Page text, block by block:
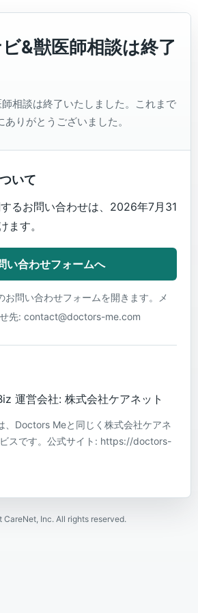
&獣医師相談は終了
相談は終了いたしました。これまで
りがとうございました。
いて
るお問い合わせは、2026年7月31
ます。
い合わせフォームへ
問い合わせフォームを開きます。メ
先: contact@doctors-me.com
運営会社: 株式会社ケアネット
Doctors Meと同じく株式会社ケアネ
スです。公式サイト: https://doctors-
CareNet, Inc. All rights reserved.